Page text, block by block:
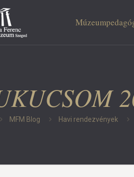
MFM Blog Havi rendezvények